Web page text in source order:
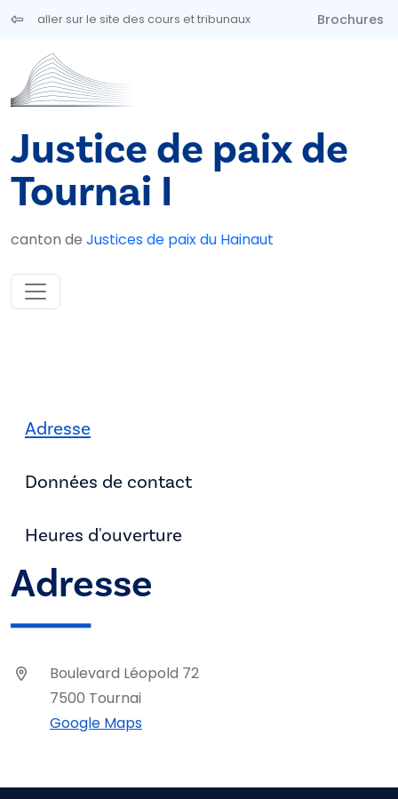
Aller au contenu principal
aller sur le site des cours et tribunaux Brochures
Justice de paix de
Tournai I
canton de Justices de paix du Hainaut
Adresse
Données de contact
Heures d'ouverture
Adresse
Boulevard Léopold 72
7500 Tournai
Google Maps